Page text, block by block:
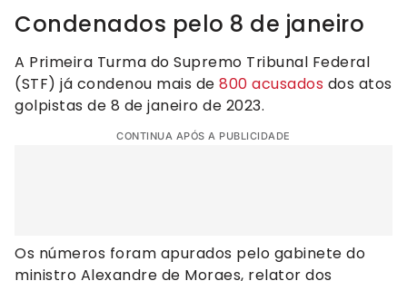
Condenados pelo 8 de janeiro
A Primeira Turma do Supremo Tribunal Federal
(STF) já condenou mais de 800 acusados dos atos
golpistas de 8 de janeiro de 2023.
CONTINUA APÓS A PUBLICIDADE
Os números foram apurados pelo gabinete do
ministro Alexandre de Moraes, relator dos